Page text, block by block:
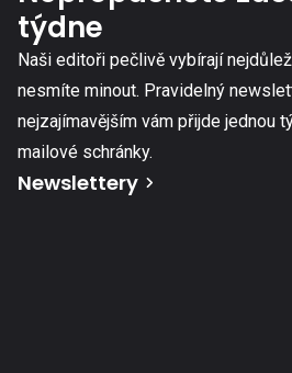
týdne
Naši editoři pečlivě vybírají
nesmíte minout. Pravidelný
nejzajímavějším vám přijde jednou
mailové schránky.
Newslettery